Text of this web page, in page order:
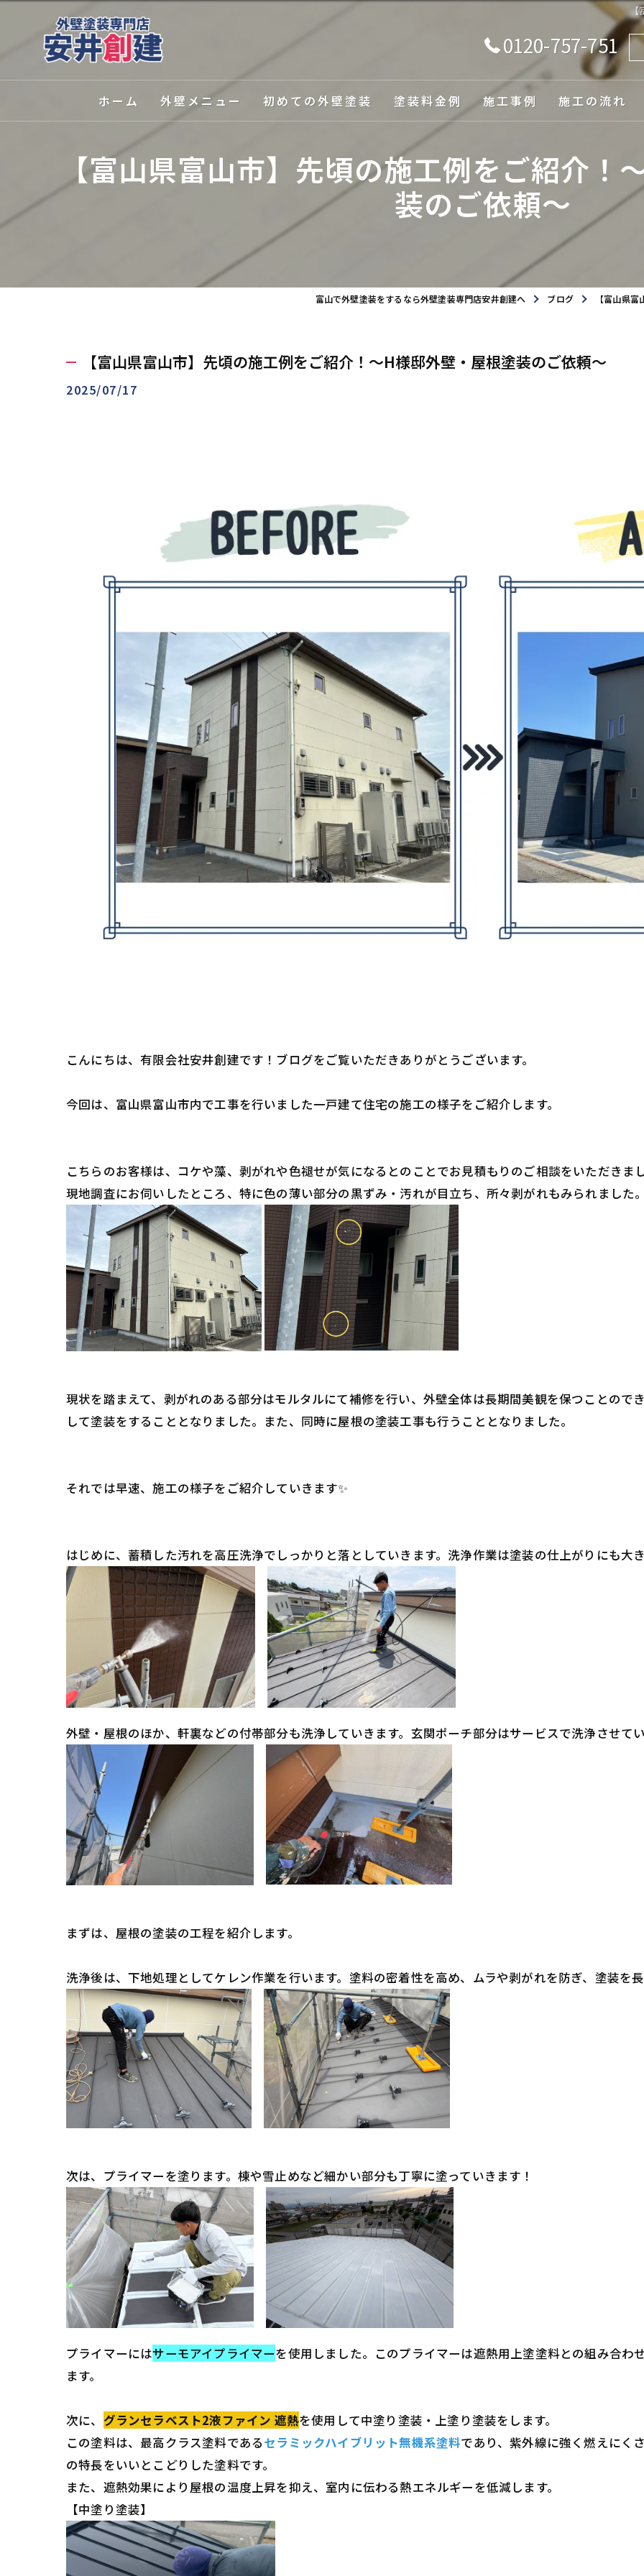
0120-757-751
ホーム 外壁メニュー
外壁塗装
屋根塗装
初めての外壁塗装
選ばれる理由
塗装の種類
カラーシミュレーション
塗装料金例 施工事例 施工の流れ
【富山県富山市】先頃の施工例をご紹介！
装のご依頼～
富山で外壁塗装をするなら外壁塗装専門店安井創建へ ブログ 【富山県
【富山県富山市】先頃の施工例をご紹介！～H様邸外壁・屋根塗装のご依頼～
2025/07/17
こんにちは、有限会社安井創建です！ブログをご覧いただきありがとうございます。
今回は、富山県富山市内で工事を行いました一戸建て住宅の施工の様子をご紹介します。
こちらのお客様は、コケや藻、剥がれや色褪せが気になるとのことでお見積もりのご相談をいただきまし
現地調査にお伺いしたところ、特に色の薄い部分の黒ずみ・汚れが目立ち、所々剥がれもみられました。
現状を踏まえて、剥がれのある部分はモルタルにて補修を行い、外壁全体は長期間美観を保つことので
して塗装をすることとなりました。また、同時に屋根の塗装工事も行うこととなりました。
それでは早速、施工の様子をご紹介していきます✨
はじめに、蓄積した汚れを高圧洗浄でしっかりと落としていきます。洗浄作業は塗装の仕上がりにも大
外壁・屋根のほか、軒裏などの付帯部分も洗浄していきます。玄関ポーチ部分はサービスで洗浄させて
まずは、屋根の塗装の工程を紹介します。
洗浄後は、下地処理としてケレン作業を行います。塗料の密着性を高め、ムラや剥がれを防ぎ、塗装を
次は、プライマーを塗ります。棟や雪止めなど細かい部分も丁寧に塗っていきます！
プライマーにはサーモアイプライマーを使用しました。このプライマーは遮熱用上塗塗料との組み合わ
ます。
次に、 グランセラベスト2液ファイン 遮熱を使用して中塗り塗装・上塗り塗装をします。
この塗料は、最高クラス塗料であるセラミックハイブリット無機系塗料であり、紫外線に強く燃えにく
の特長をいいとこどりした塗料です。
また、遮熱効果により屋根の温度上昇を抑え、室内に伝わる熱エネルギーを低減します。
【中塗り塗装】